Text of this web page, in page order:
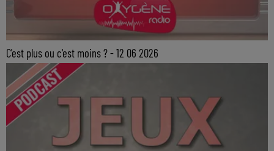
C'est plus ou c'est moins ? - 12 06 2026